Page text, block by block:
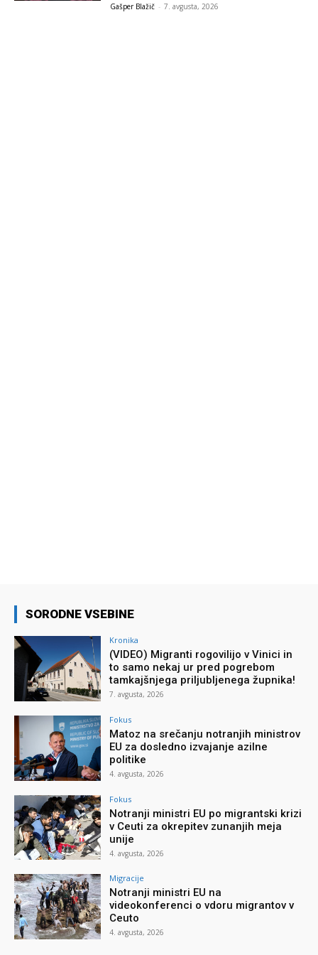
Gašper Blažič - 7. avgusta, 2026
SORODNE VSEBINE
Kronika
(VIDEO) Migranti rogovilijo v Vinici in
to samo nekaj ur pred pogrebom
tamkajšnjega priljubljenega župnika!
7. avgusta, 2026
Fokus
Matoz na srečanju notranjih ministrov
EU za dosledno izvajanje azilne
politike
4. avgusta, 2026
Fokus
Notranji ministri EU po migrantski krizi
v Ceuti za okrepitev zunanjih meja
unije
4. avgusta, 2026
Migracije
Notranji ministri EU na
videokonferenci o vdoru migrantov v
Ceuto
4. avgusta, 2026